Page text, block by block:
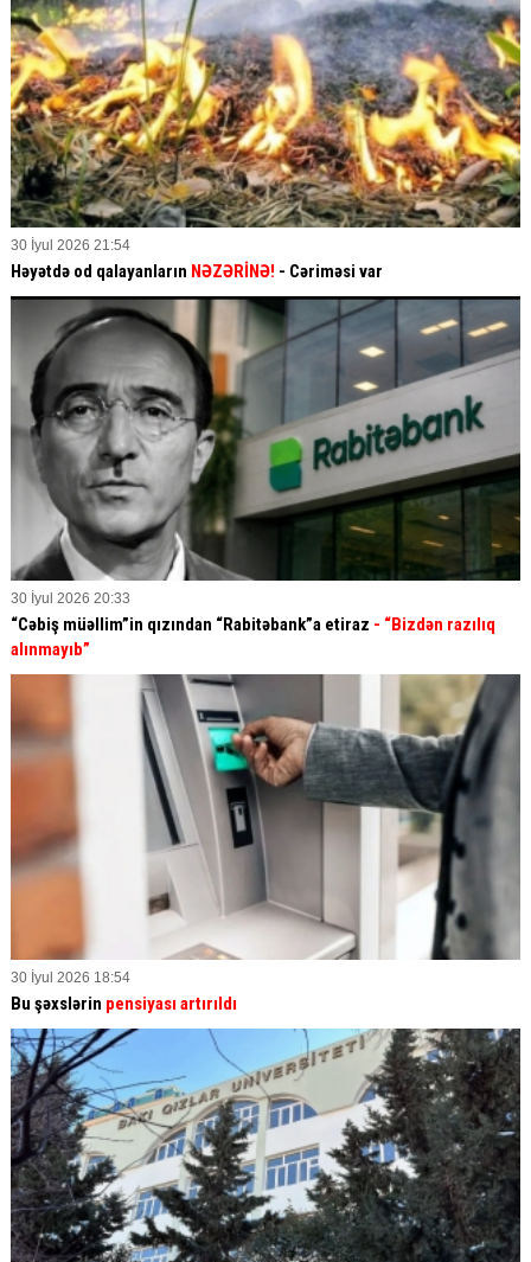
30 İyul 2026 21:54
Həyətdə od qalayanların NƏZƏRİNƏ! - Cəriməsi var
30 İyul 2026 20:33
“Cəbiş müəllim”in qızından “Rabitəbank”a etiraz - “Bizdən razılıq
alınmayıb”
30 İyul 2026 18:54
Bu şəxslərin pensiyası artırıldı